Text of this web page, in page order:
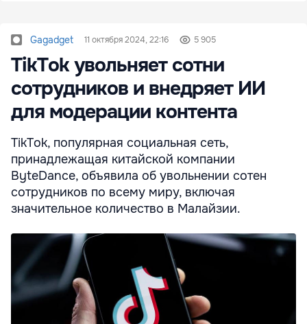
Gagadget 11 октября 2024, 22:16 5 905
TikTok увольняет сотни
сотрудников и внедряет ИИ
для модерации контента
TikTok, популярная социальная сеть,
принадлежащая китайской компании
ByteDance, объявила об увольнении сотен
сотрудников по всему миру, включая
значительное количество в Малайзии.